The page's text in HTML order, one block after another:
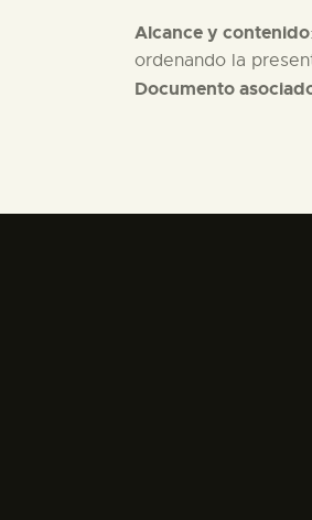
Alcance y contenido
ordenando la
Documento